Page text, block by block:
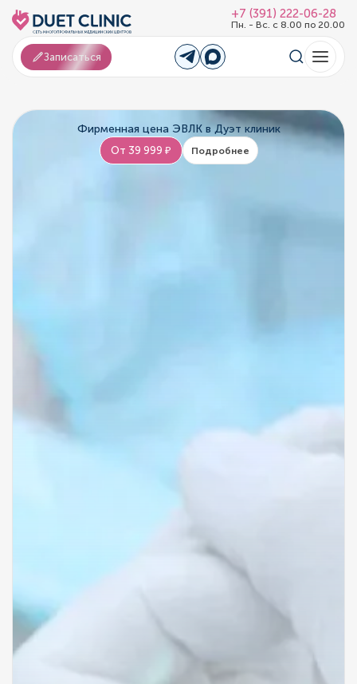
+7 (391) 222-06-28
Пн. - Вс. с 8.00 по 20.00
Записаться
Фирменная цена ЭВЛК в Дуэт клиник
От 39 999 ₽ Подробнее